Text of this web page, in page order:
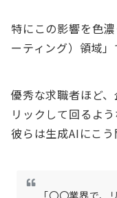
特にこの影響を色
ーティング）領域」
優秀な求職者ほど
リックして回るよ
彼らは生成AIにこう